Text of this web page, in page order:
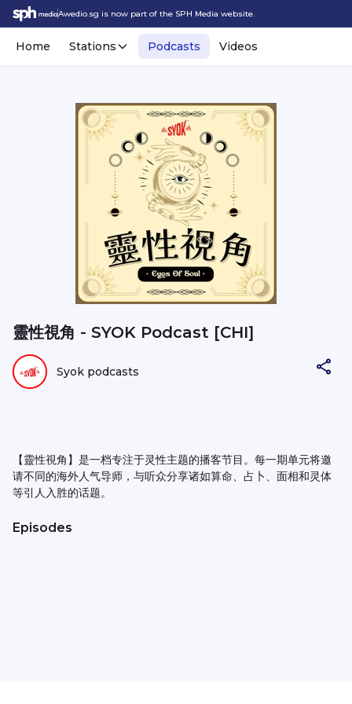
Awedio.sg is now part of the SPH Media website.
Home Stations Podcasts Videos
靈性視角 - SYOK Podcast [CHI]
Syok podcasts
【靈性視角】是一档专注于灵性主题的播客节目。每一期单元将邀
请不同的海外人气导师，与听众分享诸如算命、占卜、面相和灵体
等引人入胜的话题。
Episodes